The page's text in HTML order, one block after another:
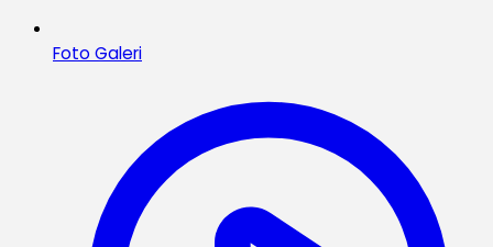
Foto Galeri